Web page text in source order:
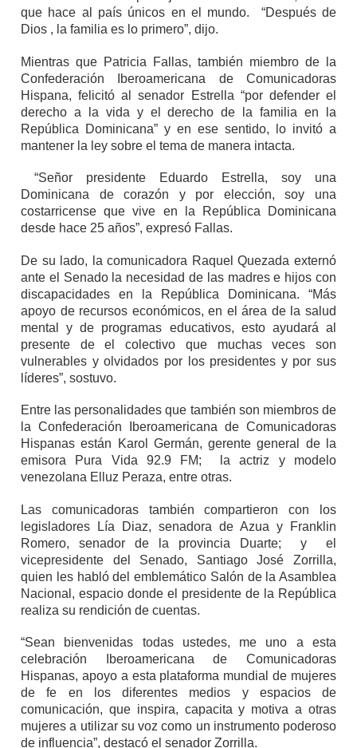
que hace al país únicos en el mundo. “Después de
Dios , la familia es lo primero”, dijo.
Mientras que Patricia Fallas, también miembro de la
Confederación Iberoamericana de Comunicadoras
Hispana, felicitó al senador Estrella “por defender el
derecho a la vida y el derecho de la familia en la
República Dominicana” y en ese sentido, lo invitó a
mantener la ley sobre el tema de manera intacta.
“Señor presidente Eduardo Estrella, soy una
Dominicana de corazón y por elección, soy una
costarricense que vive en la República Dominicana
desde hace 25 años”, expresó Fallas.
De su lado, la comunicadora Raquel Quezada externó
ante el Senado la necesidad de las madres e hijos con
discapacidades en la República Dominicana. “Más
apoyo de recursos económicos, en el área de la salud
mental y de programas educativos, esto ayudará al
presente de el colectivo que muchas veces son
vulnerables y olvidados por los presidentes y por sus
líderes”, sostuvo.
Entre las personalidades que también son miembros de
la Confederación Iberoamericana de Comunicadoras
Hispanas están Karol Germán, gerente general de la
emisora Pura Vida 92.9 FM; la actriz y modelo
venezolana Elluz Peraza, entre otras.
Las comunicadoras también compartieron con los
legisladores Lía Diaz, senadora de Azua y Franklin
Romero, senador de la provincia Duarte; y el
vicepresidente del Senado, Santiago José Zorrilla,
quien les habló del emblemático Salón de la Asamblea
Nacional, espacio donde el presidente de la República
realiza su rendición de cuentas.
“Sean bienvenidas todas ustedes, me uno a esta
celebración Iberoamericana de Comunicadoras
Hispanas, apoyo a esta plataforma mundial de mujeres
de fe en los diferentes medios y espacios de
comunicación, que inspira, capacita y motiva a otras
mujeres a utilizar su voz como un instrumento poderoso
de influencia”, destacó el senador Zorrilla.